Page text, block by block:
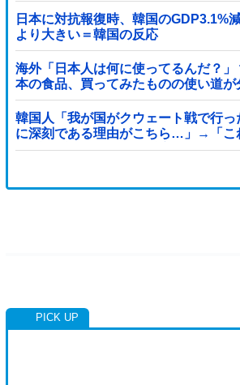
日本に対抗報復時、韓国のGDP3.1%
より大きい＝韓国の反応
海外「日本人は何に使ってるんだ？」
本の食品、買ってみたものの使い道が
が続出
韓国人「我が国がクウェート戦で行っ
に深刻である理由がこちら…」→「
（ブルブル」＝韓国の反応